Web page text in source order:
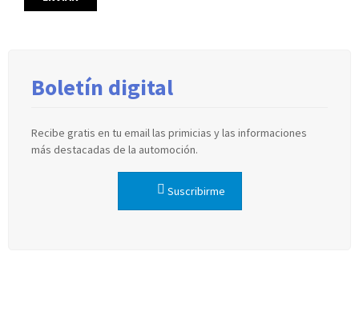
Boletín digital
Recibe gratis en tu email las primicias y las informaciones
más destacadas de la automoción.
Suscribirme